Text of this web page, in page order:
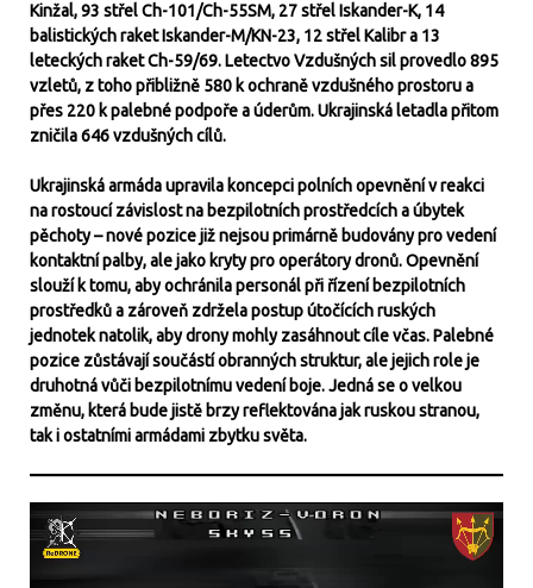
Kinžal, 93 střel Ch-101/Ch-55SM, 27 střel Iskander-K, 14
balistických raket Iskander-M/KN-23, 12 střel Kalibr a 13
leteckých raket Ch-59/69. Letectvo Vzdušných sil provedlo 895
vzletů, z toho přibližně 580 k ochraně vzdušného prostoru a
přes 220 k palebné podpoře a úderům. Ukrajinská letadla přitom
zničila 646 vzdušných cílů.
Ukrajinská armáda upravila koncepci polních opevnění v reakci
na rostoucí závislost na bezpilotních prostředcích a úbytek
pěchoty – nové pozice již nejsou primárně budovány pro vedení
kontaktní palby, ale jako kryty pro operátory dronů. Opevnění
slouží k tomu, aby ochránila personál při řízení bezpilotních
prostředků a zároveň zdržela postup útočících ruských
jednotek natolik, aby drony mohly zasáhnout cíle včas. Palebné
pozice zůstávají součástí obranných struktur, ale jejich role je
druhotná vůči bezpilotnímu vedení boje. Jedná se o velkou
změnu, která bude jistě brzy reflektována jak ruskou stranou,
tak i ostatními armádami zbytku světa.